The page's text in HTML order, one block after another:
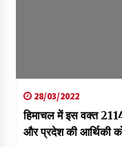
28/03/2022
हिमाचल में इस वक्त
और प्रदेश की आर्थिकी